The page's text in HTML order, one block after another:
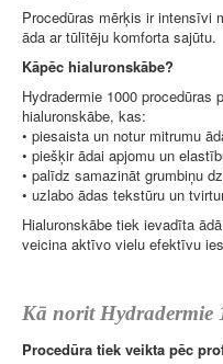
Procedūras mērķis ir intensīvi
āda ar tūlītēju komforta sajūtu.
Kāpēc hialuronskābe?
Hydradermie 1000 procedūras
hialuronskābe, kas:
• piesaista un notur mitrumu
• piešķir ādai apjomu un
• palīdz samazināt grumbiņu
• uzlabo ādas tekstūru un
Hialuronskābe tiek ievadīta
veicina aktīvo vielu efektīvu
Kā norit Hydradermie
Procedūra tiek veikta pēc